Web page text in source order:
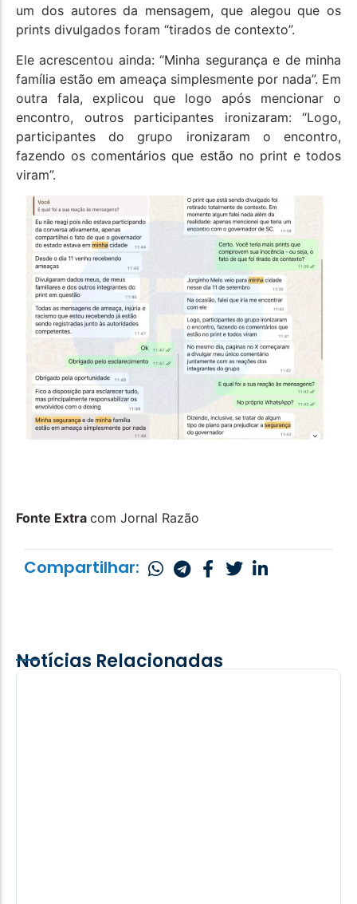
um dos autores da mensagem, que alegou que os
prints divulgados foram “tirados de contexto”.
Ele acrescentou ainda: “Minha segurança e de minha
família estão em ameaça simplesmente por nada”. Em
outra fala, explicou que logo após mencionar o
encontro, outros participantes ironizaram: “Logo,
participantes do grupo ironizaram o encontro,
fazendo os comentários que estão no print e todos
viram”.
Fonte Extra com Jornal Razão
Compartilhar:
Notícias Relacionadas